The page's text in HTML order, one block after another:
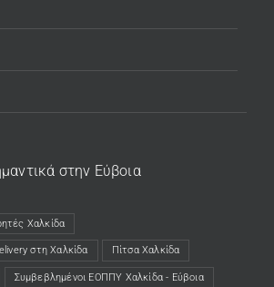
στην Εύβοια
Χαλκίδα
στη Χαλκίδα Πίτσα Χαλκίδα
(opens in a new tab)
Συμβεβλημένοι ΕΟΠΠΥ Χαλκίδα - Εύβοια
(opens in a new tab)